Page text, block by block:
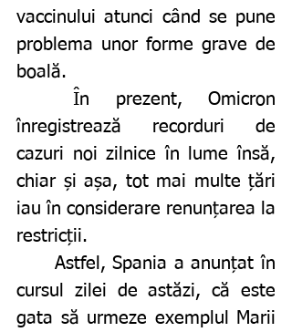
vaccinului atunci când se pune
problema unor forme grave de
boală.
	În prezent, Omicron
înregistrează recorduri de
cazuri noi zilnice în lume însă,
chiar și așa, tot mai multe țări
iau în considerare renunțarea la
restricții.
cursul zilei de astăzi, că este
gata să urmeze exemplul Marii